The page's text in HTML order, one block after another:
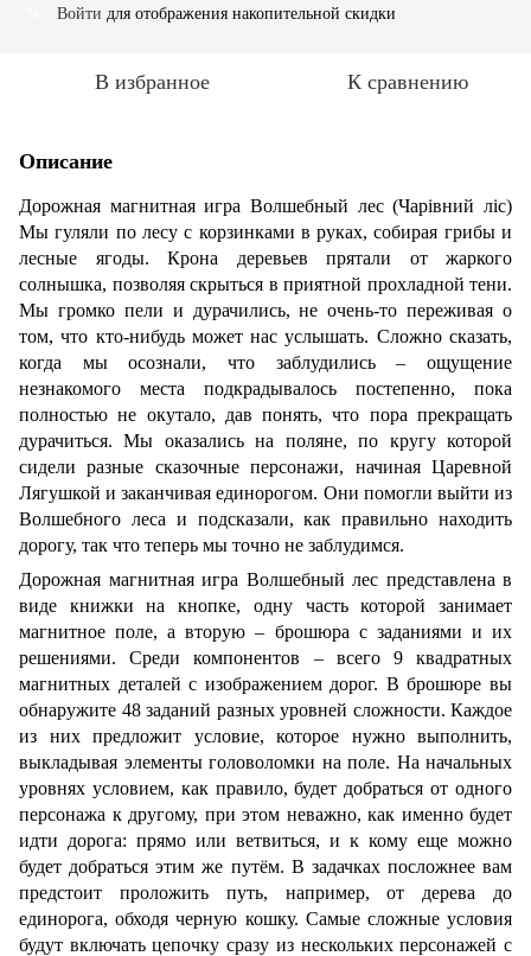
Войти для отображения накопительной скидки
В избранное К сравнению
Описание
Дорожная магнитная игра Волшебный лес (Чарівний ліс)
Мы гуляли по лесу с корзинками в руках, собирая грибы и
лесные ягоды. Крона деревьев прятали от жаркого
солнышка, позволяя скрыться в приятной прохладной тени.
Мы громко пели и дурачились, не очень-то переживая о
том, что кто-нибудь может нас услышать. Сложно сказать,
когда мы осознали, что заблудились – ощущение
незнакомого места подкрадывалось постепенно, пока
полностью не окутало, дав понять, что пора прекращать
дурачиться. Мы оказались на поляне, по кругу которой
сидели разные сказочные персонажи, начиная Царевной
Лягушкой и заканчивая единорогом. Они помогли выйти из
Волшебного леса и подсказали, как правильно находить
дорогу, так что теперь мы точно не заблудимся.
Дорожная магнитная игра Волшебный лес представлена в
виде книжки на кнопке, одну часть которой занимает
магнитное поле, а вторую – брошюра с заданиями и их
решениями. Среди компонентов – всего 9 квадратных
магнитных деталей с изображением дорог. В брошюре вы
обнаружите 48 заданий разных уровней сложности. Каждое
из них предложит условие, которое нужно выполнить,
выкладывая элементы головоломки на поле. На начальных
уровнях условием, как правило, будет добраться от одного
персонажа к другому, при этом неважно, как именно будет
идти дорога: прямо или ветвиться, и к кому еще можно
будет добраться этим же путём. В задачках посложнее вам
предстоит проложить путь, например, от дерева до
единорога, обходя черную кошку. Самые сложные условия
будут включать цепочку сразу из нескольких персонажей с